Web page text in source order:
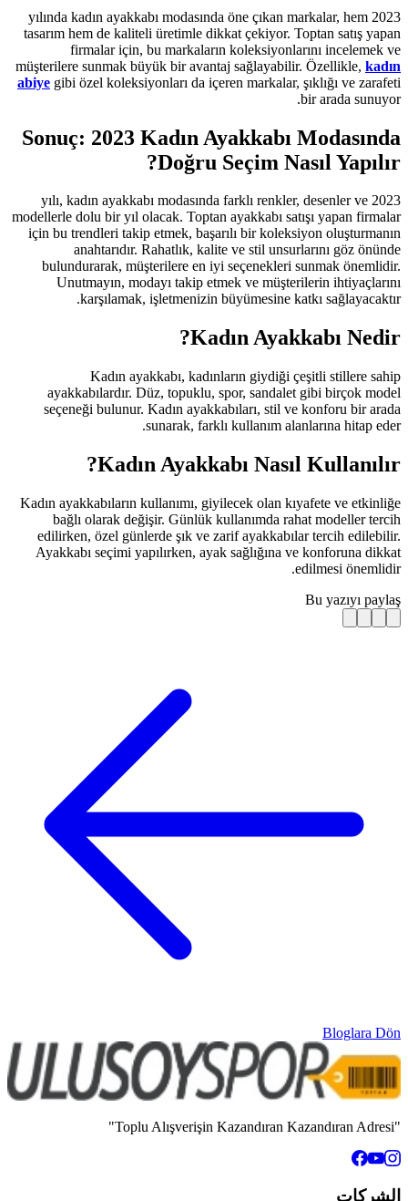
2023 yılında kadın ayakkabı
tasarım hem de kaliteli üretimle
firmalar için, bu
müşterilere sunmak büyük bir
abiyegibi özel koleksiyonları da
Sonuç: 2023 Kadın
Doğru
2023 yılı, kadın ayakkabı
modellerle dolu bir yıl olacak. Toptan
için bu trendleri takip etmek,
anahtarıdır. Rahatlık,
bulundurarak, müşterilere en
Unutmayın, modayı takip
karşılamak, işletmenizin
Kadın ayakkabı,
ayakkabılardır. Düz, topuklu,
seçeneği bulunur. Kadın
sunarak,
Kadın
Kadın ayakkabıların kullanımı,
bağlı olarak değişir. Günlük
edilirken, özel günlerde şık ve
Ayakkabı seçimi yapılırken,